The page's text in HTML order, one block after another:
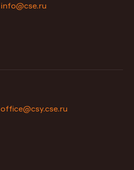
info@cse.ru
office@csy.cse.ru